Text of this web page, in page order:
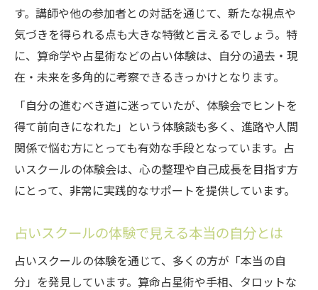
す。講師や他の参加者との対話を通じて、新たな視点や
気づきを得られる点も大きな特徴と言えるでしょう。特
に、算命学や占星術などの占い体験は、自分の過去・現
在・未来を多角的に考察できるきっかけとなります。
「自分の進むべき道に迷っていたが、体験会でヒントを
得て前向きになれた」という体験談も多く、進路や人間
関係で悩む方にとっても有効な手段となっています。占
いスクールの体験会は、心の整理や自己成長を目指す方
にとって、非常に実践的なサポートを提供しています。
占いスクールの体験で見える本当の自分とは
占いスクールの体験を通じて、多くの方が「本当の自
分」を発見しています。算命占星術や手相、タロットな